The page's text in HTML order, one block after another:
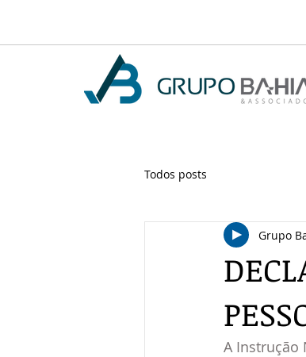
Todos posts
Grupo
A Instrução